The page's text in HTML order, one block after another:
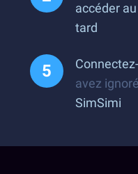
accéder
tard
avez
SimSimi